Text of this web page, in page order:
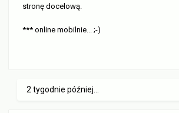
stronę docelową.
*** online mobilnie... ;-)
2 tygodnie później...